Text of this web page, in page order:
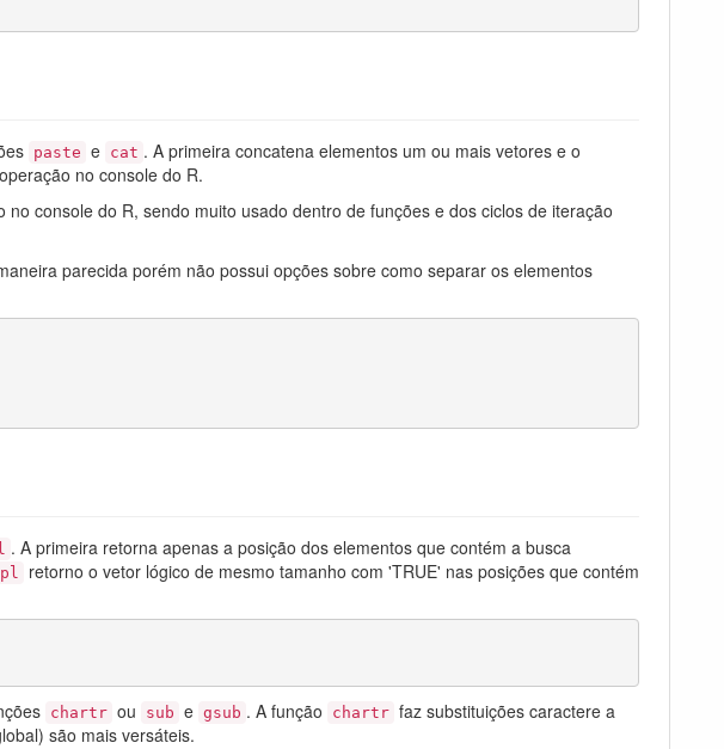
paste e cat . A primeira concatena elementos um ou mais vetores e o
no console do R.
console do R, sendo muito usado dentro de funções e dos ciclos de iteração
parecida porém não possui opções sobre como separar os elementos
. A primeira retorna apenas a posição dos elementos que contém a busca
retorno o vetor lógico de mesmo tamanho com 'TRUE' nas posições que contém
chartr ou sub e gsub . A função chartr faz substituições caractere a
são mais versáteis.